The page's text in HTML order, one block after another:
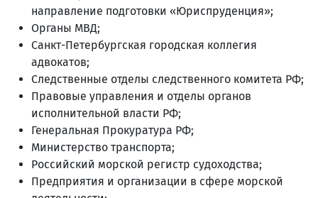
направление подготовки «Юриспруденция»;
Органы МВД;
Санкт-Петербургская городская коллегия
адвокатов;
Следственные отделы следственного комитета РФ;
Правовые управления и отделы органов
исполнительной власти РФ;
Генеральная Прокуратура РФ;
Министерство транспорта;
Российский морской регистр судоходства;
Предприятия и организации в сфере морской